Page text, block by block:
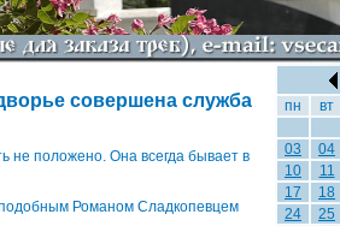
совершена служба
не положено. Она всегда бывает в
Романом Сладкопевцем
пн
вт
03
04
10
11
17
18
24
25